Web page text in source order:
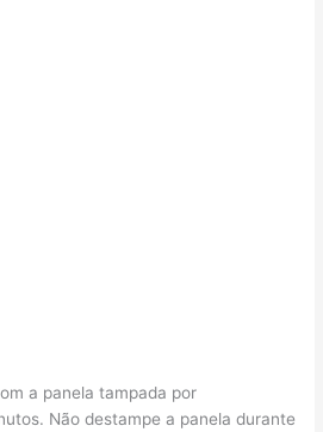
a panela tampada por
Não destampe a panela durante